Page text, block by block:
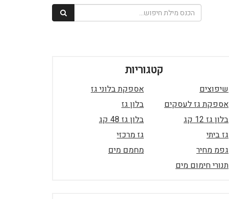
קטגוריות
שיפוצים
אספקת בלוני גז
אספקת גז לעסקים
בלון גז
בלון גז 12 קג
בלון גז 48 קג
גז ביתי
גז מרכזי
גפמ מחיר
מחמם מים
תנורי חימום מים